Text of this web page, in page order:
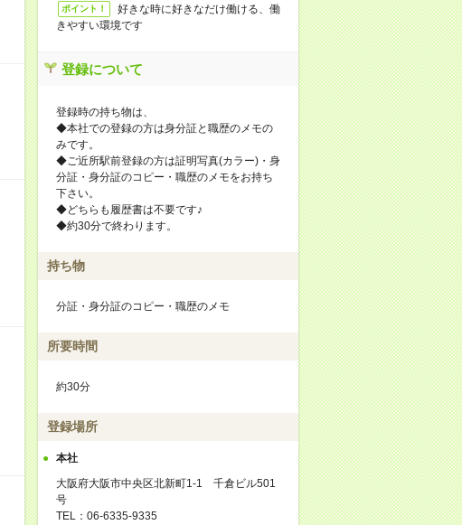
ポイント！
好きな時に好きなだけ働ける、働
きやすい環境です
登録について
登録時の持ち物は、
◆本社での登録の方は身分証と職歴のメモの
みです。
◆ご近所駅前登録の方は証明写真(カラー)・身
分証・身分証のコピー・職歴のメモをお持ち
下さい。
◆どちらも履歴書は不要です♪
◆約30分で終わります。
持ち物
分証・身分証のコピー・職歴のメモ
所要時間
約30分
登録場所
本社
大阪府大阪市中央区北新町1-1 千倉ビル501
号
TEL：06-6335-9335